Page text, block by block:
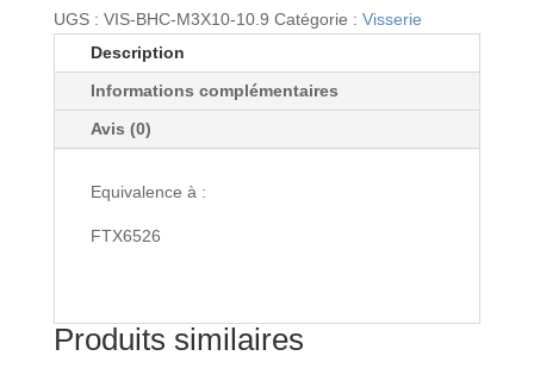
de
10
M3x10mm
en
-
UGS : VIS-BHC-M3X10-10.9 Catégorie : Visserie
Description
Informations complémentaires
Avis (0)
Equivalence à :
FTX6526
Produits similaires